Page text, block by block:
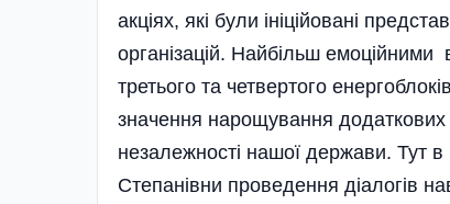
акціях, які були ініційовані
організацій. Найбільш
третього та чет­вертого
значення нарощування додаткових
незалежності нашої держави. Тут в
Степанівни проведення діалогів